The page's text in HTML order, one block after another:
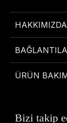
HAKKIMIZDA
ÜRÜN
Bizi takip